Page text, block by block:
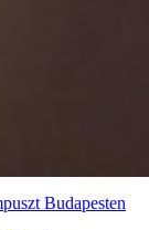
Budapesten